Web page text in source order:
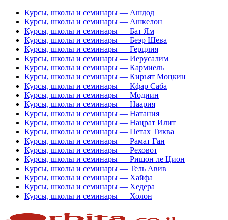
Курсы, школы и семинары — Ашдод
Курсы, школы и семинары — Ашкелон
Курсы, школы и семинары — Бат Ям
Курсы, школы и семинары — Беэр Шева
Курсы, школы и семинары — Герцлия
Курсы, школы и семинары — Иерусалим
Курсы, школы и семинары — Кармиель
Курсы, школы и семинары — Кирьят Моцкин
Курсы, школы и семинары — Кфар Саба
Курсы, школы и семинары — Модиин
Курсы, школы и семинары — Наария
Курсы, школы и семинары — Натания
Курсы, школы и семинары — Нацрат Илит
Курсы, школы и семинары — Петах Тиква
Курсы, школы и семинары — Рамат Ган
Курсы, школы и семинары — Реховот
Курсы, школы и семинары — Ришон ле Цион
Курсы, школы и семинары — Тель Авив
Курсы, школы и семинары — Хайфа
Курсы, школы и семинары — Хедера
Курсы, школы и семинары — Холон